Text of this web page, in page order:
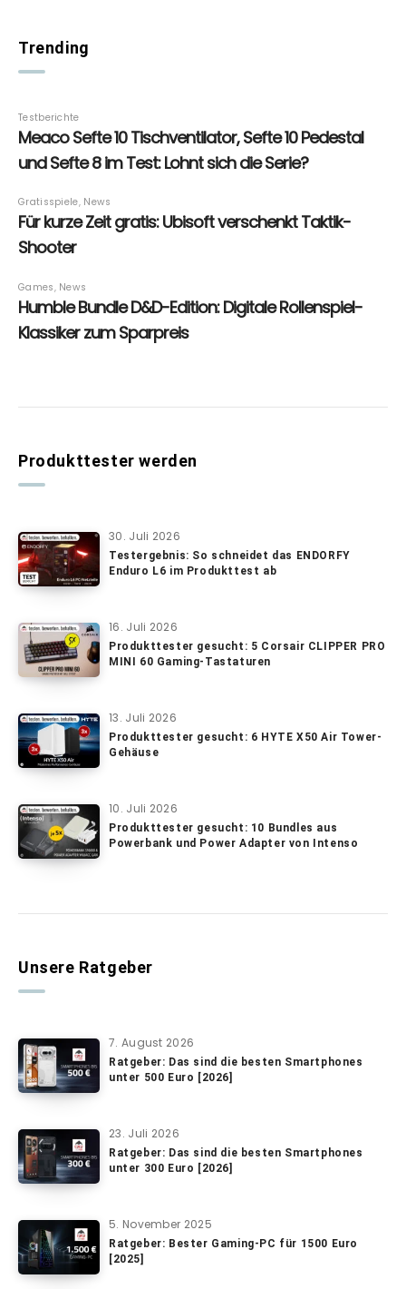
Trending
Produkttester werden
30. Juli 2026
Testergebnis: So schneidet das ENDORFY
Enduro L6 im Produkttest ab
16. Juli 2026
Produkttester gesucht: 5 Corsair CLIPPER PRO
MINI 60 Gaming-Tastaturen
13. Juli 2026
Produkttester gesucht: 6 HYTE X50 Air Tower-
Gehäuse
10. Juli 2026
Produkttester gesucht: 10 Bundles aus
Powerbank und Power Adapter von Intenso
Unsere Ratgeber
7. August 2026
Ratgeber: Das sind die besten Smartphones
unter 500 Euro [2026]
23. Juli 2026
Ratgeber: Das sind die besten Smartphones
unter 300 Euro [2026]
5. November 2025
Ratgeber: Bester Gaming-PC für 1500 Euro
[2025]